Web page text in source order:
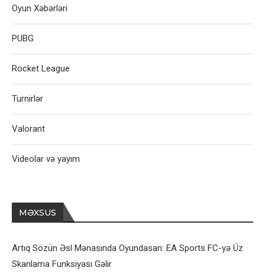
Oyun Xəbərləri
PUBG
Rocket League
Turnirlər
Valorant
Videolar və yayım
MƏXSUS
Artıq Sözün Əsl Mənasında Oyundasan: EA Sports FC-yə Üz
Skanlama Funksiyası Gəlir